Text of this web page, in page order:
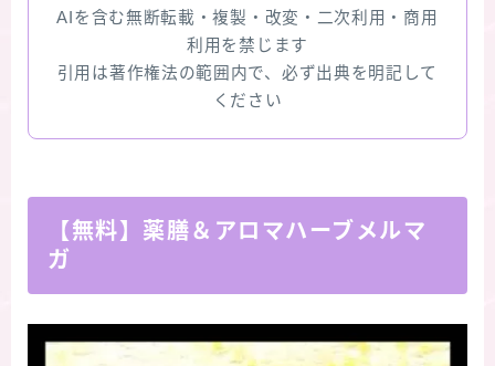
AIを含む無断転載・複製・改変・二次利用・商用
利用を禁じます
引用は著作権法の範囲内で、必ず出典を明記して
ください
【無料】薬膳＆アロマハーブメルマ
ガ